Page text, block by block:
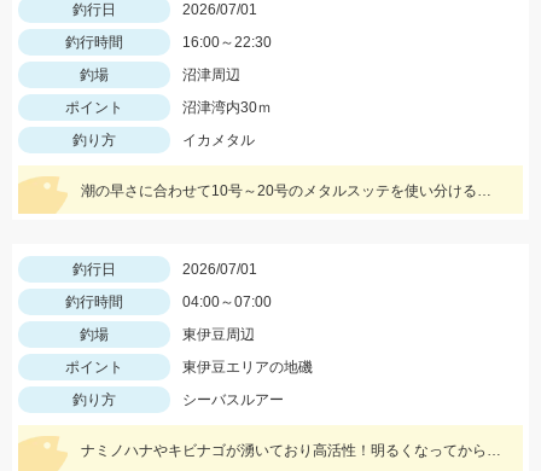
釣行日
2026/07/01
釣行時間
16:00～22:30
釣場
沼津周辺
ポイント
沼津湾内30ｍ
釣り方
イカメタル
潮の早さに合わせて10号～20号のメタルスッテを使い分けると良いです。 良型が多いのでアタリが分かりやすい時期になりますので挑戦するなら今です！！
釣行日
2026/07/01
釣行時間
04:00～07:00
釣場
東伊豆周辺
ポイント
東伊豆エリアの地磯
釣り方
シーバスルアー
ナミノハナやキビナゴが湧いており高活性！明るくなってからも反応がありました。